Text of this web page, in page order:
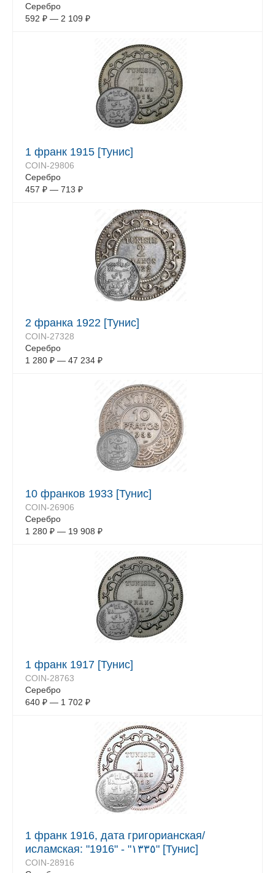
Серебро
592 ₽ — 2 109 ₽
1 франк 1915 [Тунис]
COIN-29806
Серебро
457 ₽ — 713 ₽
2 франка 1922 [Тунис]
COIN-27328
Серебро
1 280 ₽ — 47 234 ₽
10 франков 1933 [Тунис]
COIN-26906
Серебро
1 280 ₽ — 19 908 ₽
1 франк 1917 [Тунис]
COIN-28763
Серебро
640 ₽ — 1 702 ₽
1 франк 1916, дата григорианская/
исламская: "1916" - "١٣٣٥" [Тунис]
COIN-28916